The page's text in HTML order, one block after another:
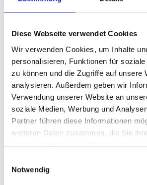
Diese Webseite verwendet Cookies
Wir verwenden Cookies, um Inhalte
personalisieren, Funktionen für
zu können und die Zugriffe auf unsere
analysieren. Außerdem geben wir
Verwendung unserer Website an
soziale Medien, Werbung und
Partner führen diese Informationen
weiteren Daten zusammen, die Sie
Notwendig
Bestätigtes Datum
Pakete anzeigen
Bundesliga